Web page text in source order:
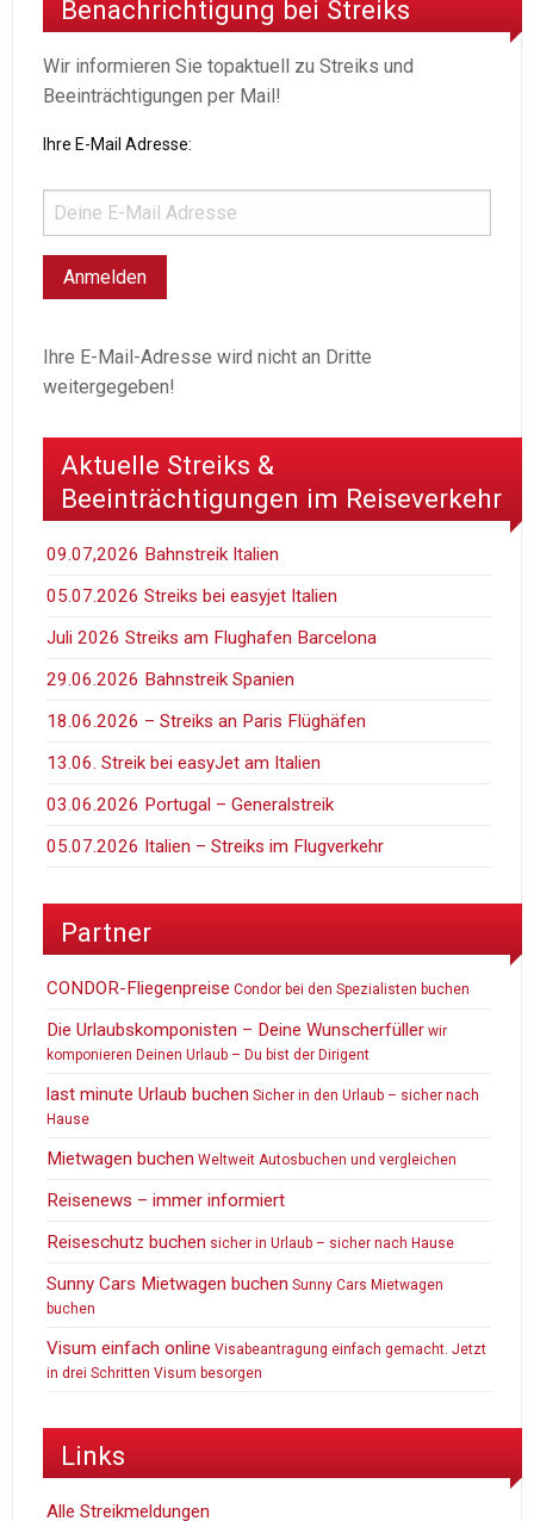
Benachrichtigung bei Streiks
Wir informieren Sie topaktuell zu Streiks und
Beeinträchtigungen per Mail!
Ihre E-Mail Adresse:
Ihre E-Mail-Adresse wird nicht an Dritte
weitergegeben!
Aktuelle Streiks &
Beeinträchtigungen im Reiseverkehr
09.07,2026 Bahnstreik Italien
05.07.2026 Streiks bei easyjet Italien
Juli 2026 Streiks am Flughafen Barcelona
29.06.2026 Bahnstreik Spanien
18.06.2026 – Streiks an Paris Flüghäfen
13.06. Streik bei easyJet am Italien
03.06.2026 Portugal – Generalstreik
05.07.2026 Italien – Streiks im Flugverkehr
Partner
CONDOR-Fliegenpreise Condor bei den Spezialisten buchen
Die Urlaubskomponisten – Deine Wunscherfüller wir
komponieren Deinen Urlaub – Du bist der Dirigent
last minute Urlaub buchen Sicher in den Urlaub – sicher nach
Hause
Mietwagen buchen Weltweit Autosbuchen und vergleichen
Reisenews – immer informiert
Reiseschutz buchen sicher in Urlaub – sicher nach Hause
Sunny Cars Mietwagen buchen Sunny Cars Mietwagen
buchen
Visum einfach online Visabeantragung einfach gemacht. Jetzt
in drei Schritten Visum besorgen
Links
Alle Streikmeldungen